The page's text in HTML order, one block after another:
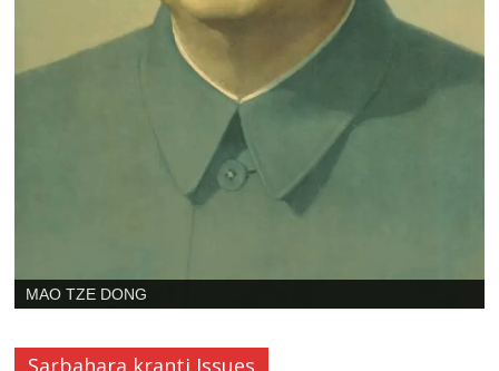
SHIBDAS GHOSH
Sarbahara kranti Issues